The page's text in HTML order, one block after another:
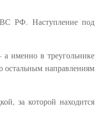
ВС РФ. Наступление под
именно в треугольнике
направлениям
за которой находится